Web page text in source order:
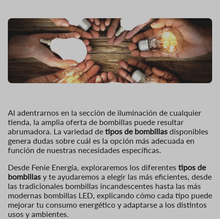
Al adentrarnos en la sección de iluminación de cualquier
tienda, la amplia oferta de bombillas puede resultar
abrumadora. La variedad de tipos de bombillas disponibles
genera dudas sobre cuál es la opción más adecuada en
función de nuestras necesidades específicas.
Desde Feníe Energía, exploraremos los diferentes tipos de
bombillas y te ayudaremos a elegir las más eficientes, desde
las tradicionales bombillas incandescentes hasta las más
modernas bombillas LED, explicando cómo cada tipo puede
mejorar tu consumo energético y adaptarse a los distintos
usos y ambientes.